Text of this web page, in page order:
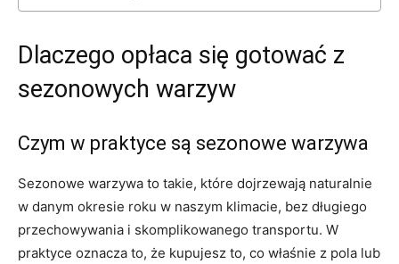
Dlaczego opłaca się gotować z
sezonowych warzyw
Czym w praktyce są sezonowe warzywa
Sezonowe warzywa to takie, które dojrzewają naturalnie
w danym okresie roku w naszym klimacie, bez długiego
przechowywania i skomplikowanego transportu. W
praktyce oznacza to, że kupujesz to, co właśnie z pola lub